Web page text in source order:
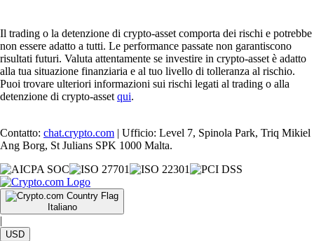
Il trading o la detenzione di crypto-asset comporta dei rischi e potrebbe
non essere adatto a tutti. Le performance passate non garantiscono
risultati futuri. Valuta attentamente se investire in crypto-asset è adatto
alla tua situazione finanziaria e al tuo livello di tolleranza al rischio.
Puoi trovare ulteriori informazioni sui rischi legati al trading o alla
detenzione di crypto-asset qui.
Contatto: chat.crypto.com | Ufficio: Level 7, Spinola Park, Triq Mikiel
Ang Borg, St Julians SPK 1000 Malta.
Italiano
|
USD